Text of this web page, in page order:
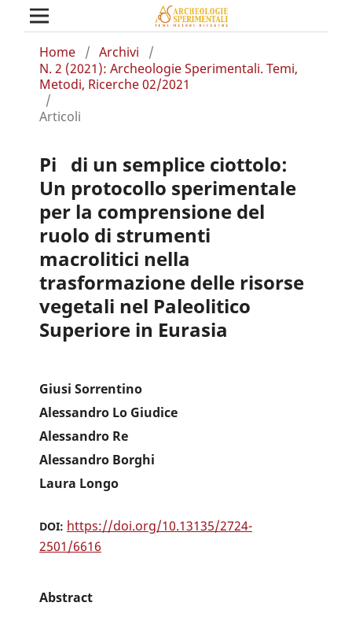
Home / Archivi
/
N. 2 (2021): Archeologie Sperimentali. Temi,
Metodi, Ricerche 02/2021
/
Articoli
Pi di un semplice ciottolo:
Un protocollo sperimentale
per la comprensione del
ruolo di strumenti
macrolitici nella
trasformazione delle risorse
vegetali nel Paleolitico
Superiore in Eurasia
Giusi Sorrentino
Alessandro Lo Giudice
Alessandro Re
Alessandro Borghi
Laura Longo
DOI: https://doi.org/10.13135/2724-
2501/6616
Abstract